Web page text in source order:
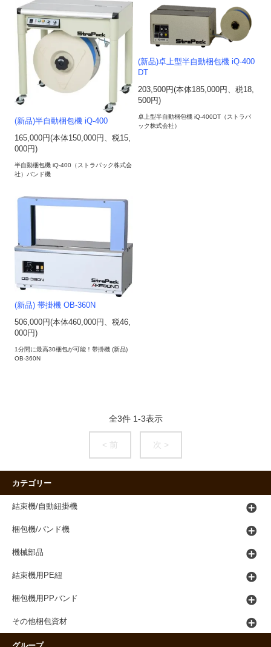
(新品)半自動梱包機 iQ-400
165,000円(本体150,000円、税15,
000円)
半自動梱包機 iQ-400（ストラパック株式会
社）バンド機
(新品)卓上型半自動梱包機 iQ-400
DT
203,500円(本体185,000円、税18,
500円)
卓上型半自動梱包機 iQ-400DT（ストラパ
ック株式会社）
(新品) 帯掛機 OB-360N
506,000円(本体460,000円、税46,
000円)
1分間に最高30梱包が可能！帯掛機 (新品)
OB-360N
全3件 1-3表示
< 前 次 >
カテゴリー
結束機/自動紐掛機
梱包機/バンド機
機械部品
結束機用PE紐
梱包機用PPバンド
その他梱包資材